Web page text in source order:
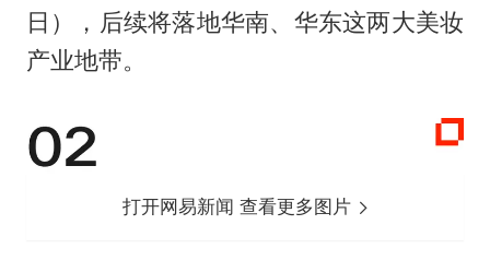
日），后续将落地华南、华东这两大美妆
产业地带。
打开网易新闻 查看更多图片